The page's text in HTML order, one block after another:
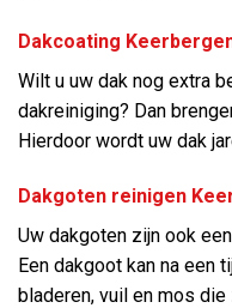
Dakcoating
Wilt u uw dak nog extra
dakreiniging? Dan
Hierdoor wordt uw dak
Dakgoten reinigen
Uw dakgoten zijn ook
Een dakgoot kan na een
bladeren, vuil en mos